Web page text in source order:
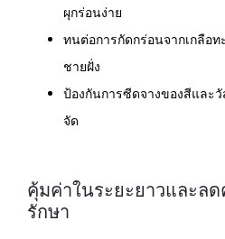
ผุกร่อนง่าย
ทนต่อการกัดกร่อนจากเกลือ
ชายฝั่ง
ป้องกันการซีดจางของสีและ
จัด
คุ้มค่าในระยะยาวและล
รักษา